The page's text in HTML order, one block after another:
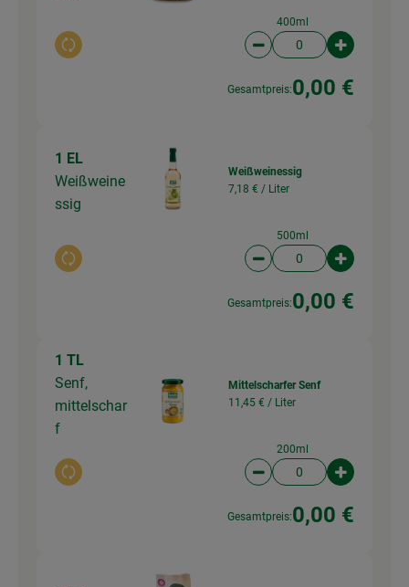
Auswahl ändern
400ml
Artikelanzahl
Gesamtpreis:0,00 €
1 EL
Weißweine
ssig
Auswahl ändern
Weißweinessig
7,18 € / Liter
500ml
Artikelanzahl
Gesamtpreis:0,00 €
1 TL
Senf,
mittelschar
f
Auswahl ändern
Mittelscharfer Senf
11,45 € / Liter
200ml
Artikelanzahl
Gesamtpreis:0,00 €